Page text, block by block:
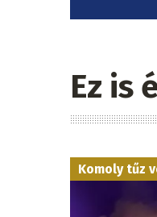
Ez is
Komoly tűz